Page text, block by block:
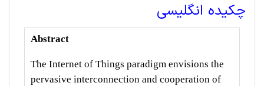
چکیده انگلیسی
Abstract
The Internet of Things paradigm envisions the
pervasive interconnection and cooperation of